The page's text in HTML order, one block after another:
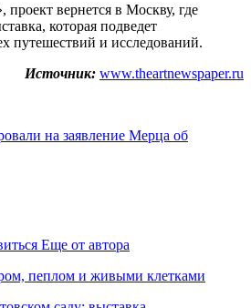
проект вернется в Москву, где
которая подведет
путешествий и исследований.
Источник: www.theartnewspaper.ru
на заявление Мерца об
Еще от автора
пеплом и живыми клетками